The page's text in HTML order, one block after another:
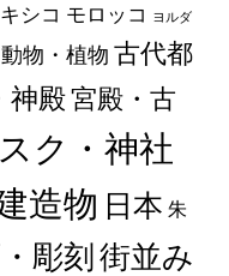
シコ モロッコ ヨルダ
動物・植物 古代都
神殿宮殿・古
ク・神社
造物 日本 朱
彫刻 街並み